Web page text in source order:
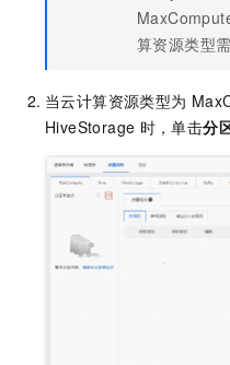
算资源类型
当云计算资源类型为
HiveStorage 时，单击分